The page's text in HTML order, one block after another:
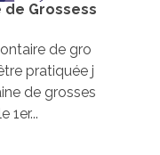
de Grossess
de gro
pratiquée j
de grosses
1er...